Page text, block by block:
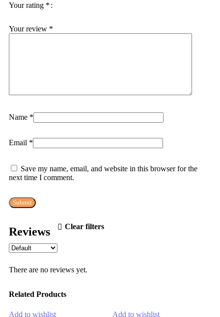
Reviews Clear filters
There are no reviews yet.
Your rating *
Your review *
Name *
Email *
Save my name, email, and website in this browser for the
next time I comment.
Related Products
Add to wishlist Add to wishlist